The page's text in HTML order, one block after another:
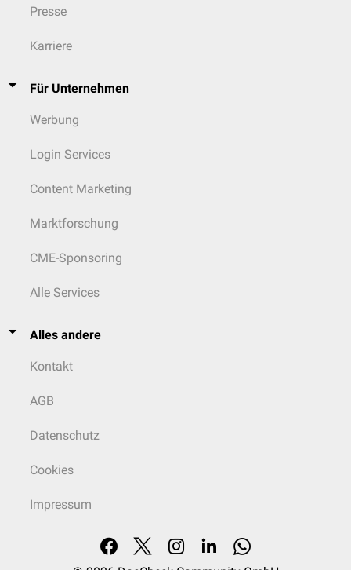
Presse
Karriere
Für Unternehmen
Werbung
Login Services
Content Marketing
Marktforschung
CME-Sponsoring
Alle Services
Alles andere
Kontakt
AGB
Datenschutz
Cookies
Impressum